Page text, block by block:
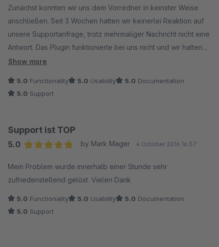
Zunächst konnten wir uns dem Vorredner in keinster Weise
anschließen. Seit 3 Wochen hatten wir keinerlei Reaktion auf
unsere Supportanfrage, trotz mehrmaliger Nachricht nicht eine
Antwort. Das Plugin funktionierte bei uns nicht und wir hatten
um Unterstützung gebeten.
Doch heute erhielten wir eine Reaktion ... Leider war die Firma
wohl ein bisschen "im Stress", so dass Anfragen nicht zeitnah
Ergebnis: Innerhalb einer Stunde wurde sich sehr viel Mühe
Alles funktioniert nun so, wie es soll.
Show more
5.0 Functionality 5.0 Usability 5.0 Documentation
5.0 Support
Support ist TOP
5.0
by Mark Mager 4 October 2016 16:37
Mein Problem wurde innerhalb einer Stunde sehr
zufriedenstellend gelöst. Vielen Dank
5.0 Functionality 5.0 Usability 5.0 Documentation
5.0 Support